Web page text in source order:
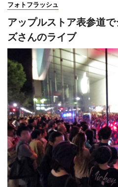
フォトフラッシュ
アップルストア表参道
ズさんのライブ